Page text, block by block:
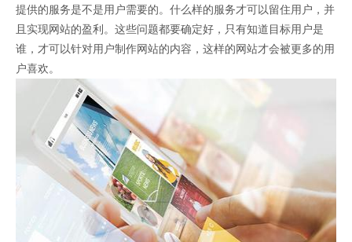
提供的服务是不是用户需要的。什么样的服务才可以留住用户，并
且实现网站的盈利。这些问题都要确定好，只有知道目标用户是
谁，才可以针对用户制作网站的内容，这样的网站才会被更多的用
户喜欢。